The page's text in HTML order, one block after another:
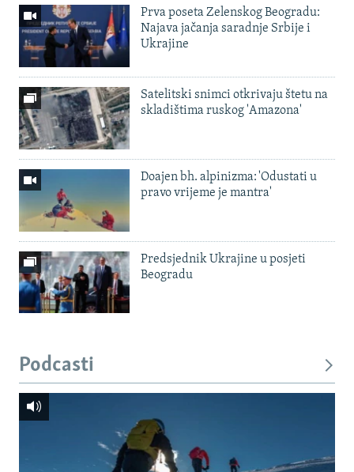
Prva poseta Zelenskog Beogradu:
Najava jačanja saradnje Srbije i
Ukrajine
Satelitski snimci otkrivaju štetu na
skladištima ruskog 'Amazona'
Doajen bh. alpinizma: 'Odustati u
pravo vrijeme je mantra'
Predsjednik Ukrajine u posjeti
Beogradu
Podcasti